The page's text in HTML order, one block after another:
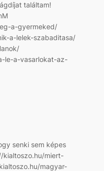
találtam!
a-gyermeked/
a-lelek-szabaditasa/
le-a-vasarlokat-az-
senki sem képes
kialtoszo.hu/miert-
magyar-